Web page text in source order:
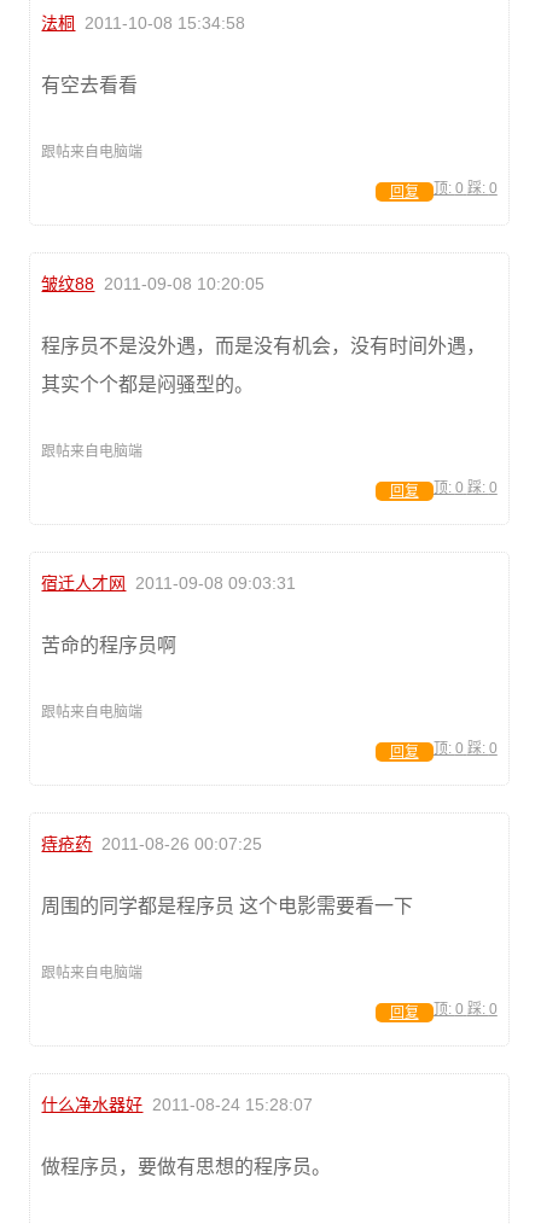
法桐 2011-10-08 15:34:58
有空去看看
跟帖来自电脑端
顶: 0 踩: 0
回复
皱纹88 2011-09-08 10:20:05
程序员不是没外遇，而是没有机会，没有时间外遇，
其实个个都是闷骚型的。
跟帖来自电脑端
顶: 0 踩: 0
回复
宿迁人才网 2011-09-08 09:03:31
苦命的程序员啊
跟帖来自电脑端
顶: 0 踩: 0
回复
痔疮药 2011-08-26 00:07:25
周围的同学都是程序员 这个电影需要看一下
跟帖来自电脑端
顶: 0 踩: 0
回复
什么净水器好 2011-08-24 15:28:07
做程序员，要做有思想的程序员。